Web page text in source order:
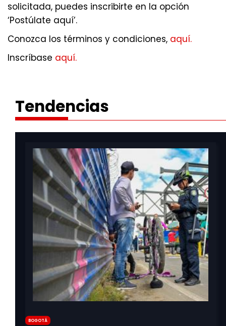
solicitada, puedes inscribirte en la opción
‘Postúlate aquí’.
Conozca los términos y condiciones, aquí.
Inscríbase aquí.
Tendencias
Bogotá